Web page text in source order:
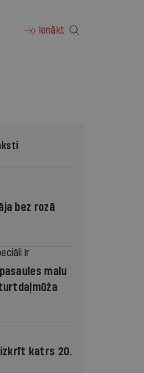
Ienākt
bez rozā
Ir
malu
izkrīt katrs 20.